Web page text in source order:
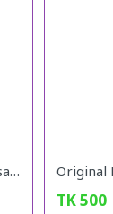
Acupuncture Foot Massager
TK500